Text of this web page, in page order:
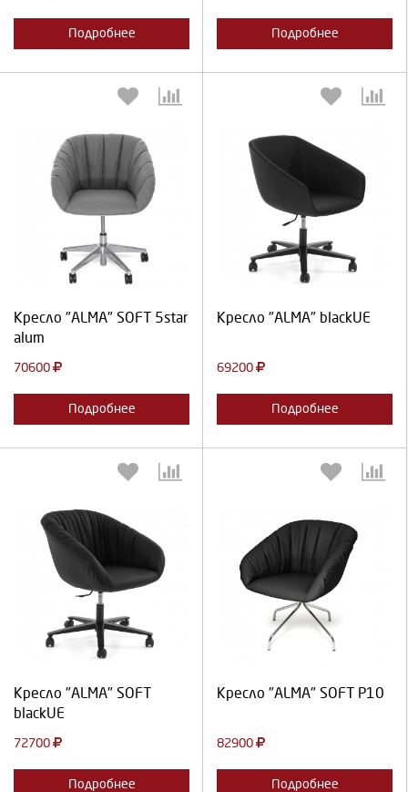
Подробнее Подробнее
Кресло "ALMA" SOFT 5star
alum
70600
Подробнее
Выберите количество:
Кресло "ALMA" blackUE
69200
Подробнее
Выберите количество:
Кресло "ALMA" SOFT
blackUE
72700
Подробнее
Выберите количество:
Кресло "ALMA" SOFT P10
82900
Подробнее
Выберите количество: